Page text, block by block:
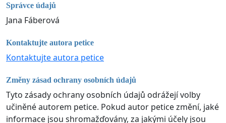
Správce údajů
Jana Fáberová
Kontaktujte autora petice
Kontaktujte autora petice
Změny zásad ochrany osobních údajů
Tyto zásady ochrany osobních údajů odrážejí volby
učiněné autorem petice. Pokud autor petice změní, jaké
informace jsou shromažďovány, za jakými účely jsou